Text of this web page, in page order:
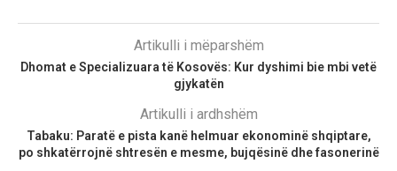
Artikulli i mëparshëm
Dhomat e Specializuara të Kosovës: Kur dyshimi bie mbi vetë
gjykatën
Artikulli i ardhshëm
Tabaku: Paratë e pista kanë helmuar ekonominë shqiptare,
po shkatërrojnë shtresën e mesme, bujqësinë dhe fasonerinë